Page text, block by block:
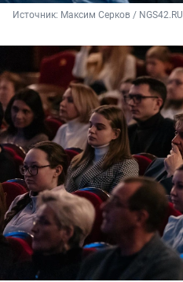
Источник: Максим Серков / NGS42.RU